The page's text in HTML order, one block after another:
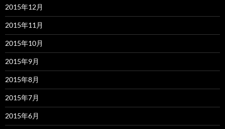
2015年12月
2015年11月
2015年10月
2015年9月
2015年8月
2015年7月
2015年6月